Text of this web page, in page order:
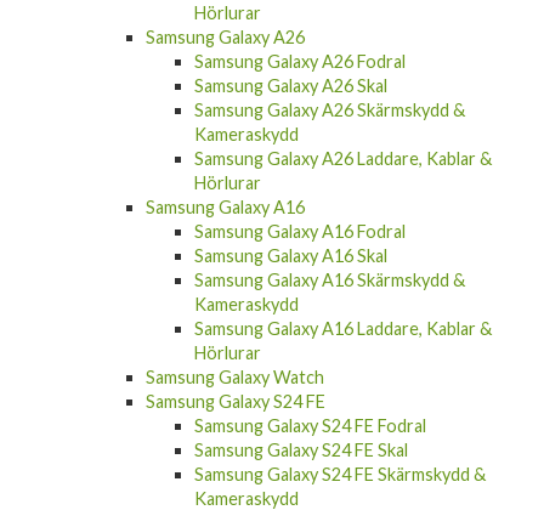
Samsung Galaxy A26
Samsung Galaxy A26 Fodral
Samsung Galaxy A26 Skal
Samsung Galaxy A26 Skärmskydd &
Kameraskydd
Samsung Galaxy A26 Laddare, Kablar &
Hörlurar
Samsung Galaxy A16
Samsung Galaxy A16 Fodral
Samsung Galaxy A16 Skal
Samsung Galaxy A16 Skärmskydd &
Kameraskydd
Samsung Galaxy A16 Laddare, Kablar &
Hörlurar
Samsung Galaxy Watch
Samsung Galaxy S24 FE
Samsung Galaxy S24 FE Fodral
Samsung Galaxy S24 FE Skal
Samsung Galaxy S24 FE Skärmskydd &
Kameraskydd
Samsung Galaxy S24 FE Laddare, Kablar &